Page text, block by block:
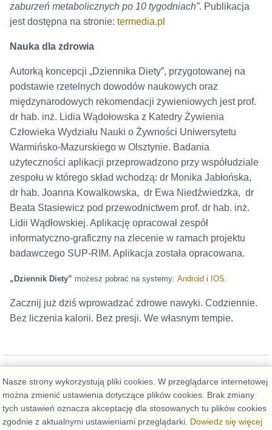
zaburzeń metabolicznych po 10 tygodniach”. Publikacja
jest dostępna na stronie: termedia.pl
Nauka dla zdrowia
Autorką koncepcji „Dziennika Diety”, przygotowanej na
podstawie rzetelnych dowodów naukowych oraz
międzynarodowych rekomendacji żywieniowych jest prof.
dr hab. inż. Lidia Wądołowska z Katedry Żywienia
Człowieka Wydziału Nauki o Żywności Uniwersytetu
Warmińsko-Mazurskiego w Olsztynie. Badania
użyteczności aplikacji przeprowadzono przy współudziale
zespołu w którego skład wchodzą: dr Monika Jabłońska,
dr hab. Joanna Kowalkowska, dr Ewa Niedźwiedzka, dr
Beata Stasiewicz pod przewodnictwem prof. dr hab. inż.
Lidii Wądłowskiej. Aplikację opracował zespół
informatyczno-graficzny na zlecenie w ramach projektu
badawczego SUP-RIM. Aplikacja została opracowana.
„Dziennik Diety” możesz pobrać na systemy: Androidi IOS
Zacznij już dziś wprowadzać zdrowe nawyki. Codziennie.
Bez liczenia kalorii. Bez presji. We własnym tempie.
Deklaracja dostępności
Nasze strony wykorzystują pliki cookies. W przeglądarce internetowej
można zmienić ustawienia dotyczące plików cookies. Brak zmiany
tych ustawień oznacza akceptację dla stosowanych tu plików cookies
zgodnie z aktualnymi ustawieniami przeglądarki. Dowiedz się więcej